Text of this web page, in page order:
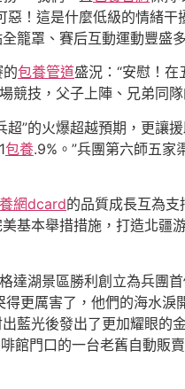
！這是什麼低級的情緒
籠罩、賽后互動運動豐盛
包養管道盛況：“安慰！
技，父子上陣、兄弟同
”的火爆超越預期，更讓
包養.9%。”兵團第六師五家
網dcard的品質成長互為支
基本舉措措施，打造北
格達湖景區勝利創立為兵團
更厲害了，他們的海水
光後發出了更加耀眼的
館門口的一台老舊自動